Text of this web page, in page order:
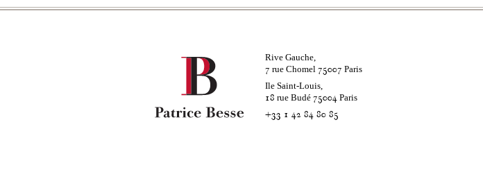
Rive Gauche,
7 rue Chomel 75007 Paris
Ile Saint-Louis,
18 rue Budé 75004 Paris
+33 1 42 84 80 85